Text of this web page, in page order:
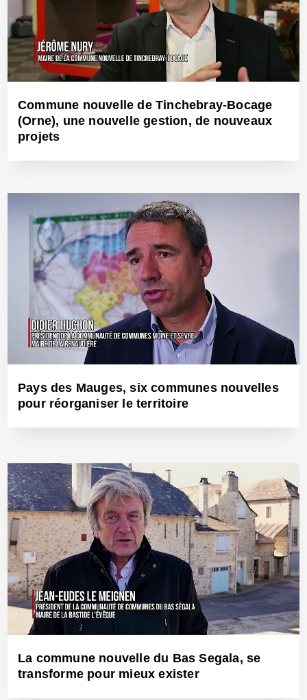
Commune nouvelle de Tinchebray-Bocage
(Orne), une nouvelle gestion, de nouveaux
projets
19 Juin 2018 - Réf: BW25493
Pays des Mauges, six communes nouvelles
pour réorganiser le territoire
19 Juin 2018 - Réf: BW25492
La commune nouvelle du Bas Segala, se
transforme pour mieux exister